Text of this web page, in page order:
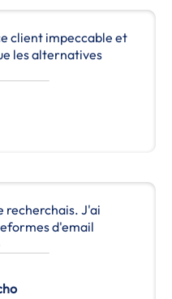
client impeccable et
les alternatives
recherchais. J'ai
d'email